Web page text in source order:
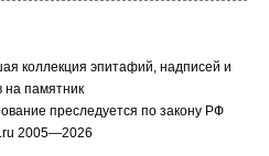
коллекция эпитафий, надписей и
на памятник
преследуется по закону РФ
2005—2026